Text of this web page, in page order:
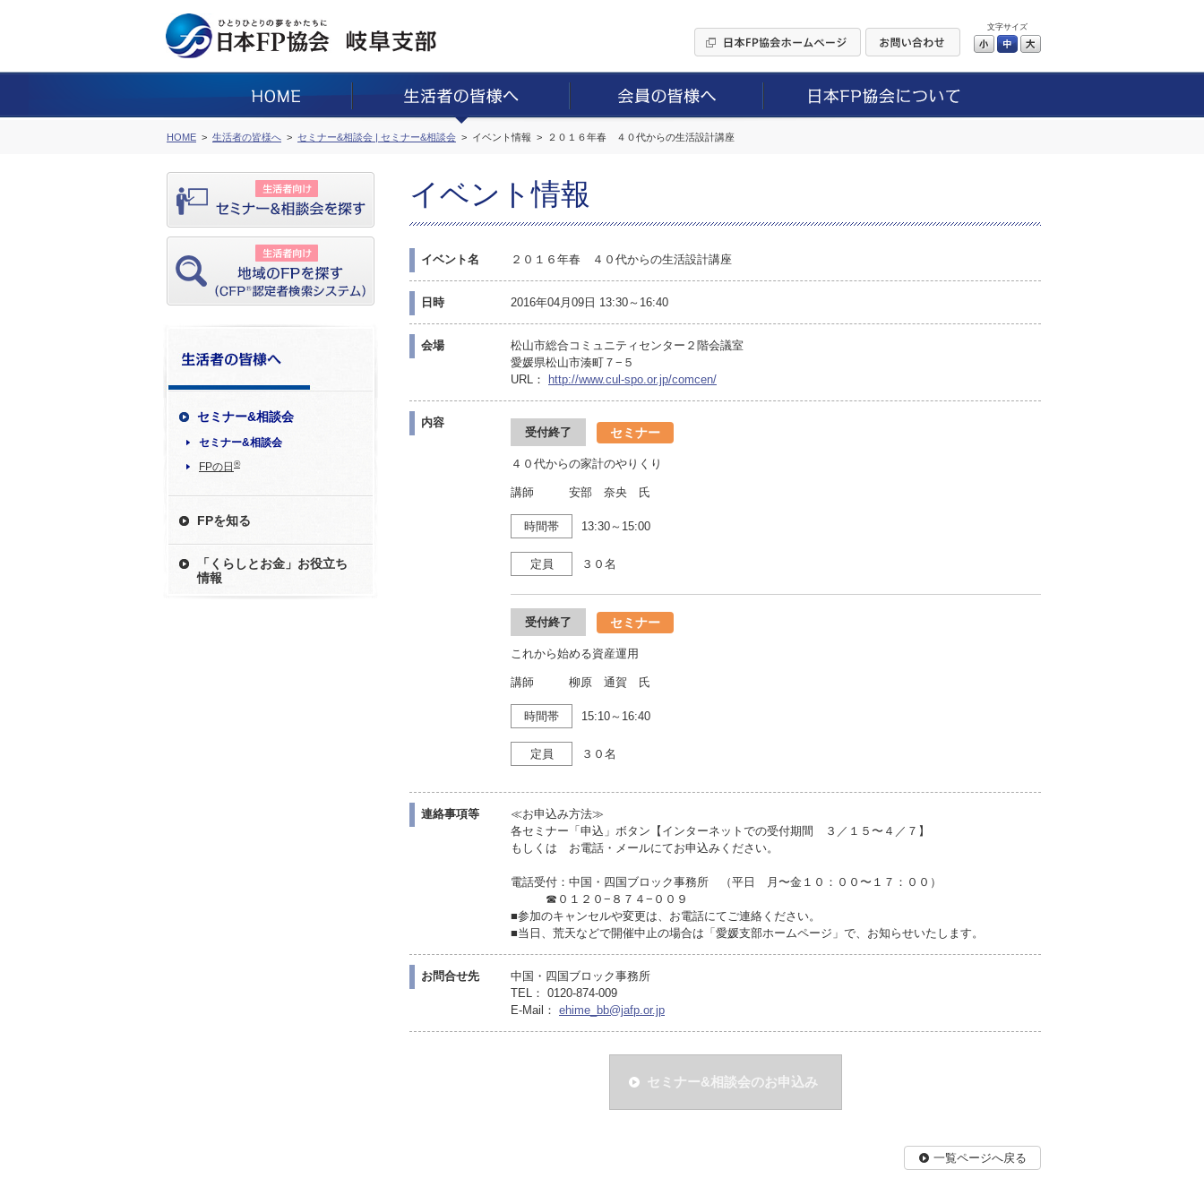
文字サイズ
小 中
HOME 生活者の皆様へ セミナー&相談会 | セミナー&相談会 イベント情報 ２０１６年春 ４０代からの生活設計講座
セミナー&相談会
セミナー&相談会
FPの日 ®
FPを知る
「くらしとお金」お役立ち
情報
イベント情報
イベント名 ２０１６年春 ４０代からの生活設計講座
日時 2016年04月09日 13:30～16:40
会場
松山市総合コミュニティセンター２階会議室
愛媛県松山市湊町７−５
URL：
http://www.cul-spo.or.jp/comcen/
内容
受付終了 セミナー
４０代からの家計のやりくり
講師 安部 奈央 氏
時間帯 13:30～15:00
定員 ３０名
受付終了 セミナー
これから始める資産運用
講師 柳原 通賀 氏
時間帯 15:10～16:40
定員 ３０名
連絡事項等
≪お申込み方法≫
各セミナー「申込」ボタン【インターネットでの受付期間 ３／１５〜４／７】
もしくは お電話・メールにてお申込みください。
電話受付：中国・四国ブロック事務所 （平日 月〜金１０：００〜１７：００）
☎０１２０−８７４−００９
■参加のキャンセルや変更は、お電話にてご連絡ください。
■当日、荒天などで開催中止の場合は「愛媛支部ホームページ」で、お知らせいたします。
お問合せ先
中国・四国ブロック事務所
TEL： 0120-874-009
E-Mail： ehime_bb@jafp.or.jp
セミナー&相談会のお申込み
一覧ページへ戻る